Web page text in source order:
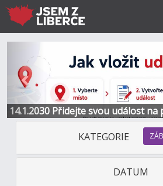
14.1.2030 Přidejte svou událost
Informace a kontakt
KATEGORIE
DATUM